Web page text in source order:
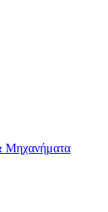
Μηχανήματα